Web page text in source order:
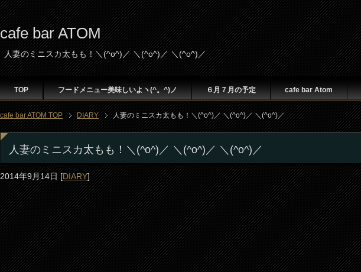
cafe bar ATOM
人妻のミニスカ太もも！＼(^o^)／ ＼(^o^)／ ＼(^o^)／
TOP フードメニュー美味しいよヽ(^。^)ノ ６月７月の予定 cafe bar Atom
cafe bar ATOM TOP DIARY 人妻のミニスカ太もも！＼(^o^)／ ＼(^o^)／ ＼(^o^)／
人妻のミニスカ太もも！＼(^o^)／ ＼(^o^)／ ＼(^o^)／
2014年9月14日[DIARY]